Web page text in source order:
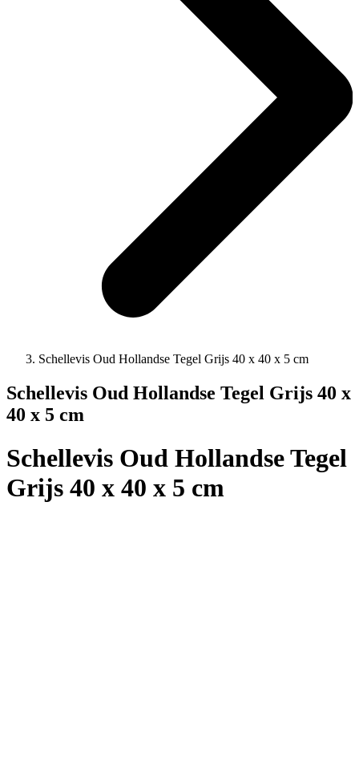
Schellevis Oud Hollandse Tegel Grijs 40 x 40 x 5 cm
Schellevis Oud Hollandse Tegel Grijs 40 x
40 x 5 cm
Schellevis Oud Hollandse Tegel
Grijs 40 x 40 x 5 cm